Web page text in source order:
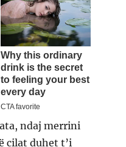
ndaj merrini
cilat duhet t’i